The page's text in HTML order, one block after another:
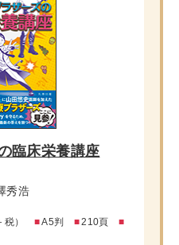
臨床栄養講座
秀浩
税） ■A5判 ■210頁■